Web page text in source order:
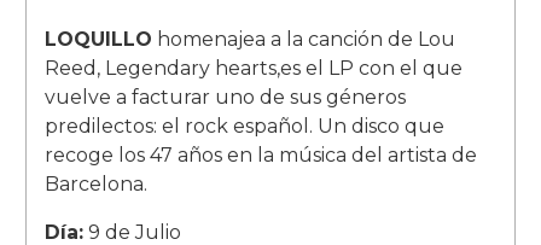
LOQUILLO homenajea a la canción de Lou
Reed, Legendary hearts,es el LP con el que
vuelve a facturar uno de sus géneros
predilectos: el rock español. Un disco que
recoge los 47 años en la música del artista de
Barcelona.
Día:9 de Julio